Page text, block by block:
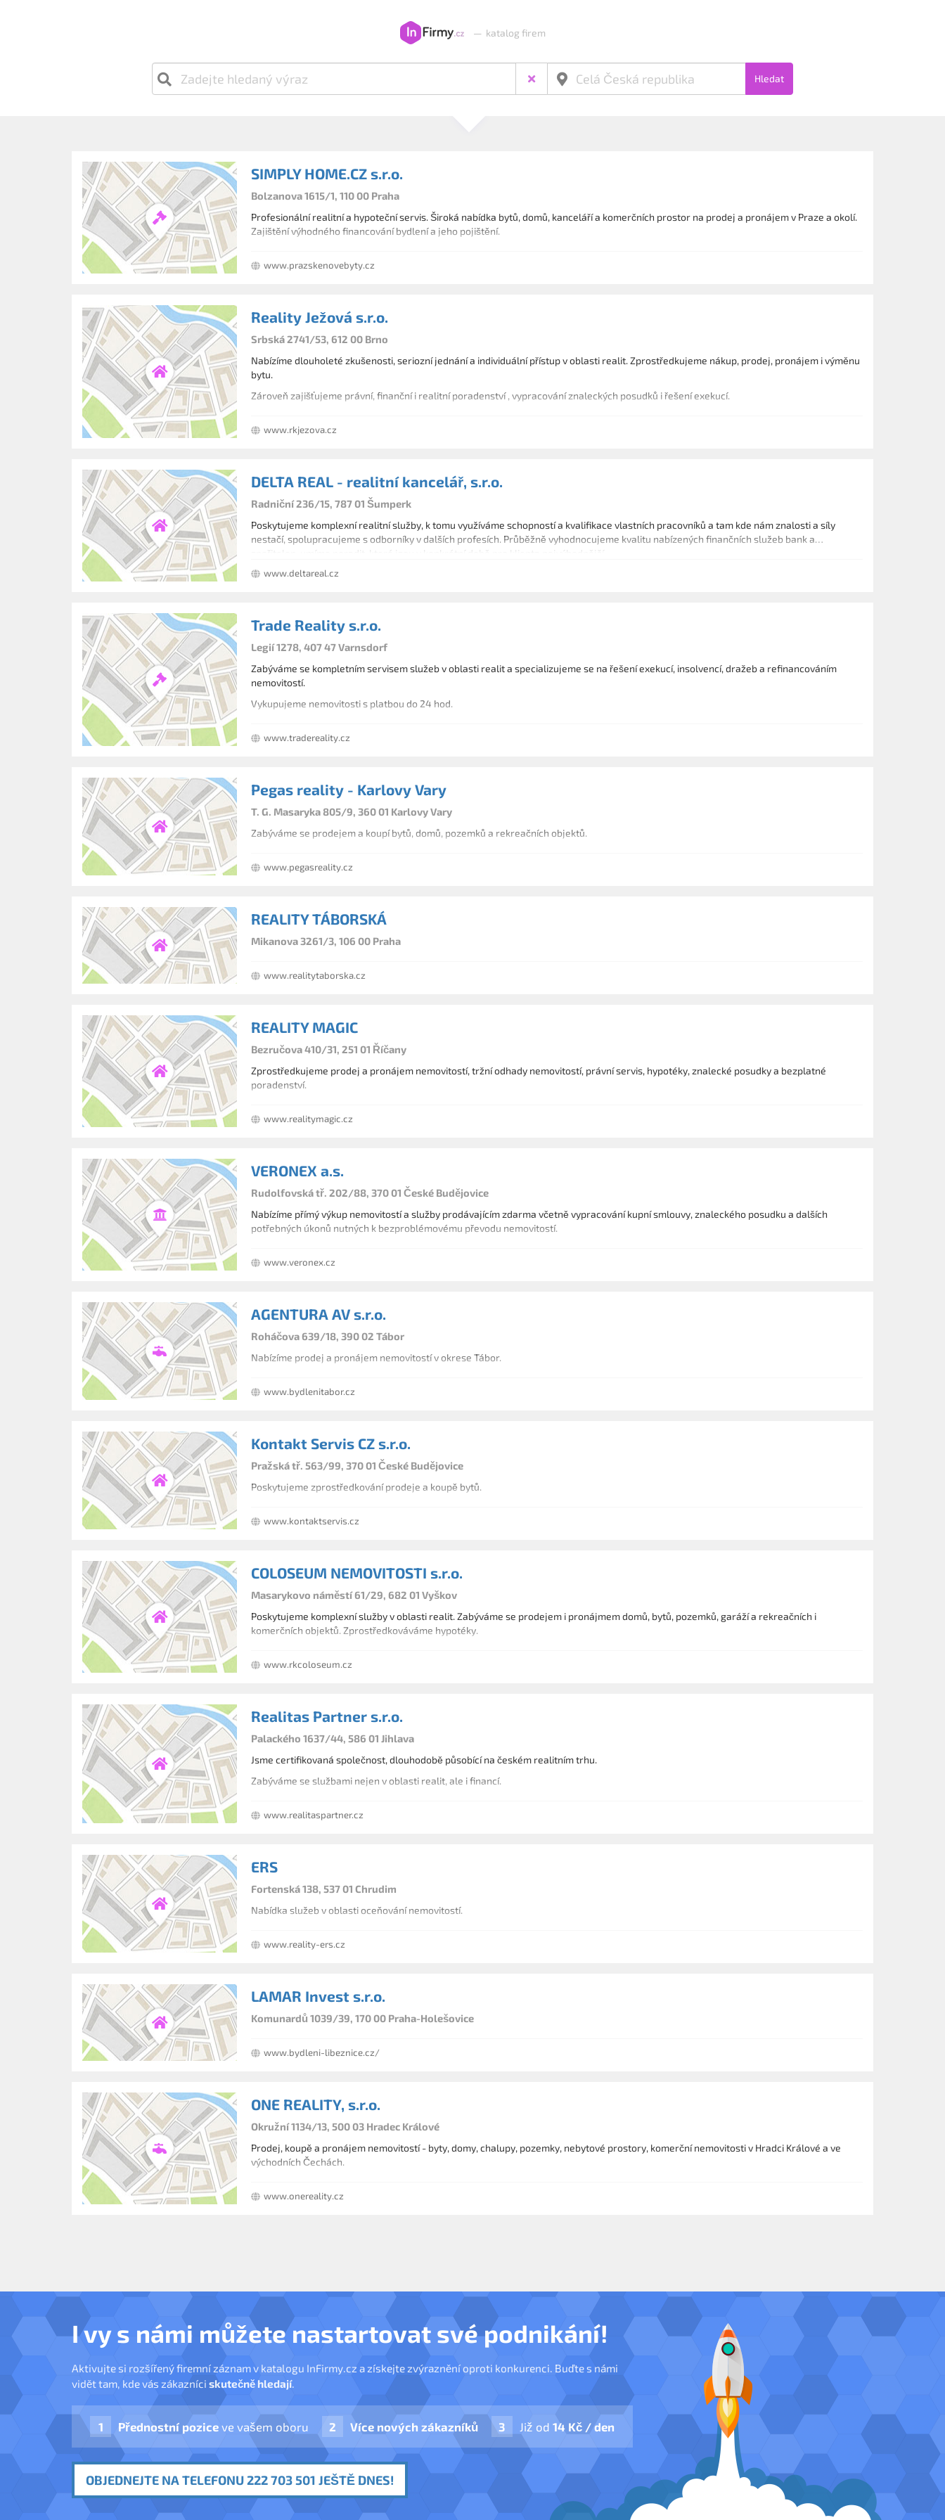
— katalog firem
Hledat
SIMPLY HOME.CZ s.r.o.
Bolzanova 1615/1, 110 00 Praha
Profesionální realitní a hypoteční servis. Široká nabídka bytů, domů, kanceláří a komerčních prostor na prodej a pronájem v Praze a okolí.
Zajištění výhodného financování bydlení a jeho pojištění.
www.prazskenovebyty.cz
Reality Ježová s.r.o.
Srbská 2741/53, 612 00 Brno
Nabízíme dlouholeté zkušenosti, seriozní jednání a individuální přístup v oblasti realit. Zprostředkujeme nákup, prodej, pronájem i výměnu
bytu.
Zároveň zajišťujeme právní, finanční i realitní poradenství , vypracování znaleckých posudků i řešení exekucí.
www.rkjezova.cz
DELTA REAL - realitní kancelář, s.r.o.
Radniční 236/15, 787 01 Šumperk
Poskytujeme komplexní realitní služby, k tomu využíváme schopností a kvalifikace vlastních pracovníků a tam kde nám znalosti a síly
nestačí, spolupracujeme s odborníky v dalších profesích. Průběžně vyhodnocujeme kvalitu nabízených finančních služeb bank a
www.deltareal.cz
Trade Reality s.r.o.
Legií 1278, 407 47 Varnsdorf
Zabýváme se kompletním servisem služeb v oblasti realit a specializujeme se na řešení exekucí, insolvencí, dražeb a refinancováním
nemovitostí.
Vykupujeme nemovitosti s platbou do 24 hod.
www.tradereality.cz
Pegas reality - Karlovy Vary
T. G. Masaryka 805/9, 360 01 Karlovy Vary
Zabýváme se prodejem a koupí bytů, domů, pozemků a rekreačních objektů.
www.pegasreality.cz
REALITY TÁBORSKÁ
Mikanova 3261/3, 106 00 Praha
www.realitytaborska.cz
REALITY MAGIC
Bezručova 410/31, 251 01 Říčany
Zprostředkujeme prodej a pronájem nemovitostí, tržní odhady nemovitostí, právní servis, hypotéky, znalecké posudky a bezplatné
poradenství.
www.realitymagic.cz
VERONEX a.s.
Rudolfovská tř. 202/88, 370 01 České Budějovice
Nabízíme přímý výkup nemovitostí a služby prodávajícím zdarma včetně vypracování kupní smlouvy, znaleckého posudku a dalších
potřebných úkonů nutných k bezproblémovému převodu nemovitostí.
www.veronex.cz
AGENTURA AV s.r.o.
Roháčova 639/18, 390 02 Tábor
Nabízíme prodej a pronájem nemovitostí v okrese Tábor.
www.bydlenitabor.cz
Kontakt Servis CZ s.r.o.
Pražská tř. 563/99, 370 01 České Budějovice
Poskytujeme zprostředkování prodeje a koupě bytů.
www.kontaktservis.cz
COLOSEUM NEMOVITOSTI s.r.o.
Masarykovo náměstí 61/29, 682 01 Vyškov
Poskytujeme komplexní služby v oblasti realit. Zabýváme se prodejem i pronájmem domů, bytů, pozemků, garáží a rekreačních i
komerčních objektů. Zprostředkováváme hypotéky.
www.rkcoloseum.cz
Realitas Partner s.r.o.
Palackého 1637/44, 586 01 Jihlava
Jsme certifikovaná společnost, dlouhodobě působící na českém realitním trhu.
Zabýváme se službami nejen v oblasti realit, ale i financí.
www.realitaspartner.cz
ERS
Fortenská 138, 537 01 Chrudim
Nabídka služeb v oblasti oceňování nemovitostí.
www.reality-ers.cz
LAMAR Invest s.r.o.
Komunardů 1039/39, 170 00 Praha-Holešovice
www.bydleni-libeznice.cz/
ONE REALITY, s.r.o.
Okružní 1134/13, 500 03 Hradec Králové
Prodej, koupě a pronájem nemovitostí - byty, domy, chalupy, pozemky, nebytové prostory, komerční nemovitosti v Hradci Králové a ve
východních Čechách.
www.onereality.cz
I vy s námi můžete nastartovat své podnikání!
Aktivujte si rozšířený firemní záznam v katalogu InFirmy.cz a získejte zvýraznění oproti konkurenci. Buďte s námi
vidět tam, kde vás zákazníci skutečně hledají.
Přednostní pozice ve vašem oboru Více nových zákazníků Již od 14 Kč / den
OBJEDNEJTE NA TELEFONU 222 703 501 JEŠTĚ DNES!